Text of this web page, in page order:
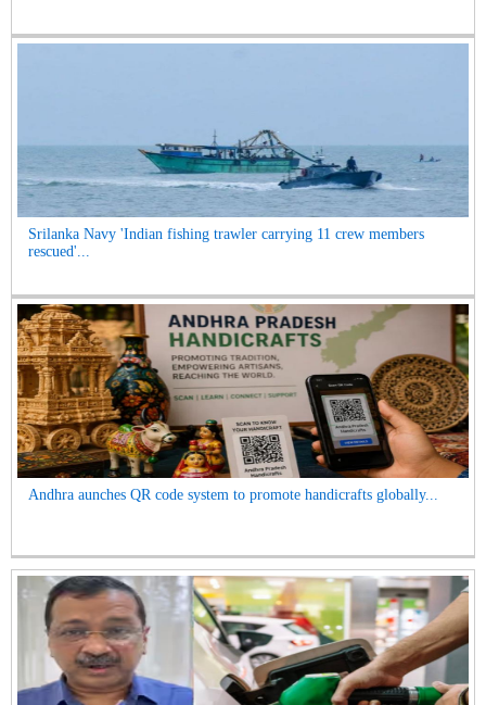
Srilanka Navy 'Indian fishing trawler carrying 11 crew members
rescued'...
Andhra aunches QR code system to promote handicrafts globally...